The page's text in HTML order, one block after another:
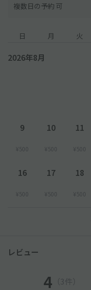
複数日の予約 可
日 月 火
2026年8月
9
¥500
10
¥500
11
¥500
16
¥500
17
¥500
18
¥500
レビュー
4 （3件）